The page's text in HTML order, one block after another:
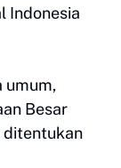
Indonesia
umum,
Besar
ditentukan